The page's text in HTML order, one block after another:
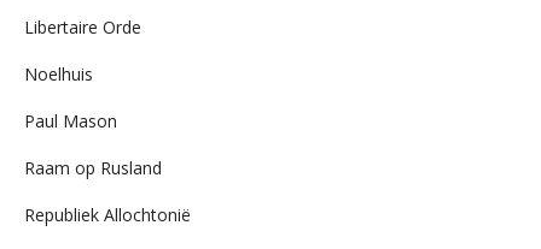
Libertaire Orde
Noelhuis
Paul Mason
Raam op Rusland
Republiek Allochtonië